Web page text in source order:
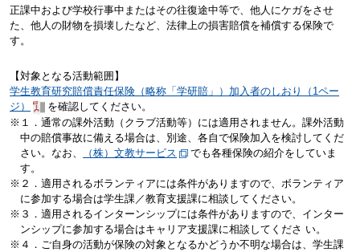
正課中および学校行事中またはその往復途中等で、他人にケガをさせ
た、他人の財物を損壊したなど、法律上の損害賠償を補償する保険で
す。
【対象となる活動範囲】
学生教育研究賠償責任保険（略称「学研賠」）加入者のしおり（1ペー
ジ）
を確認してください。
※１．通常の課外活動（クラブ活動等）には適用されません。課外活動
中の賠償事故に備える場合は、別途、各自で保険加入を検討してくだ
さい。なお、
（株）文教サービス
でも各種保険の紹介をしていま
す。
※２．適用されるボランティアには条件がありますので、ボランティア
に参加する場合は学生課／教育支援課に相談してください。
※３．適⽤されるインターンシップには条件がありますので、インター
ンシップに参加する場合はキャリア⽀援課に相談してくださ い。
※４．ご⾃⾝の活動が保険の対象となるかどうか不明な場合は、学⽣課